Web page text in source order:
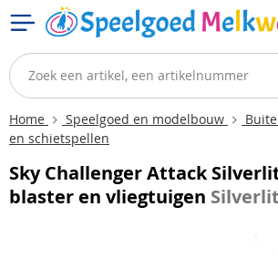
Home Speelgoed en modelbouw
en schietspellen
Sky Challenger Attack
blaster en vliegtuigen Silverlit